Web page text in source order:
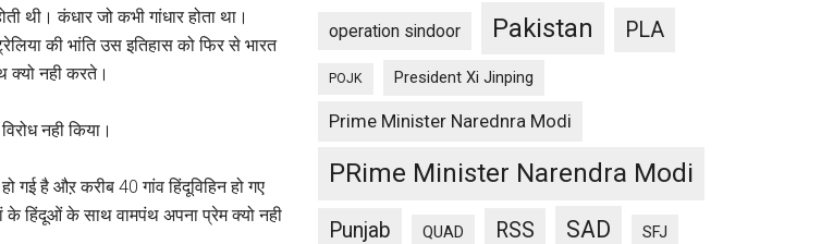
थी। कंधार जो कभी गांधार होता था।
की भांति उस इतिहास को फिर से भारत
क्यो नही करते।
नही किया।
गई है औऱ करीब 40 गांव हिंदूविहिन हो गए
के हिंदूओं के साथ वामपंथ अपना प्रेम क्यो नही
operation sindoor Pakistan PLA
POJK President Xi Jinping
Prime Minister Narednra Modi
PRime Minister Narendra Modi
Punjab QUAD RSS SAD SFJ